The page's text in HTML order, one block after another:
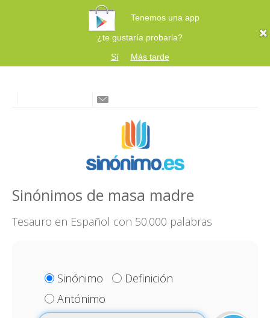
Tenemos una app
¿te gustaría probarla?
Sí
Más tarde
Sinónimos de masa madre
Tesauro en Español con 50.000 palabras
Sinónimo
Definición
Antónimo